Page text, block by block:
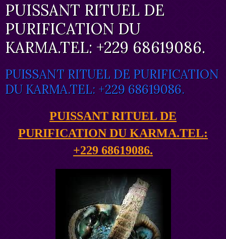
PUISSANT RITUEL DE
PURIFICATION DU
KARMA.TEL: +229 68619086.
PUISSANT RITUEL DE PURIFICATION
DU KARMA.TEL: +229 68619086.
PUISSANT RITUEL DE
PURIFICATION DU KARMA.TEL:
+229 68619086.